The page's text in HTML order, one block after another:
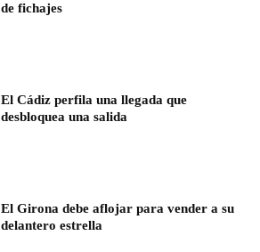
de fichajes
El Cádiz perfila una llegada que
desbloquea una salida
El Girona debe aflojar para vender a su
delantero estrella